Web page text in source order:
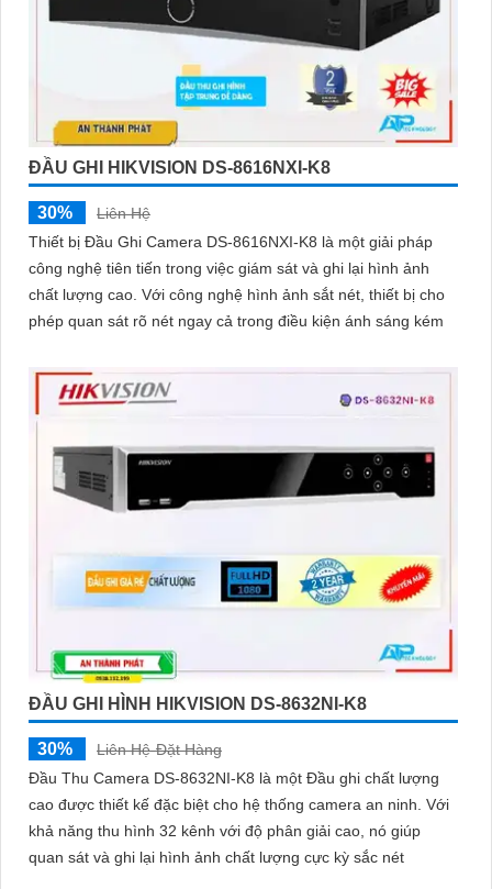
ĐẦU GHI HIKVISION DS-8616NXI-K8
30%
Liên Hệ
Thiết bị Đầu Ghi Camera DS-8616NXI-K8 là một giải pháp
công nghệ tiên tiến trong việc giám sát và ghi lại hình ảnh
chất lượng cao. Với công nghệ hình ảnh sắt nét, thiết bị cho
phép quan sát rõ nét ngay cả trong điều kiện ánh sáng kém
ĐẦU GHI HÌNH HIKVISION DS-8632NI-K8
30%
Liên Hệ-Đặt Hàng
Đầu Thu Camera DS-8632NI-K8 là một Đầu ghi chất lượng
cao được thiết kế đặc biệt cho hệ thống camera an ninh. Với
khả năng thu hình 32 kênh với độ phân giải cao, nó giúp
quan sát và ghi lại hình ảnh chất lượng cực kỳ sắc nét